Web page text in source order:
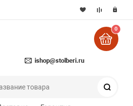
ishop@stolberi.ru
0